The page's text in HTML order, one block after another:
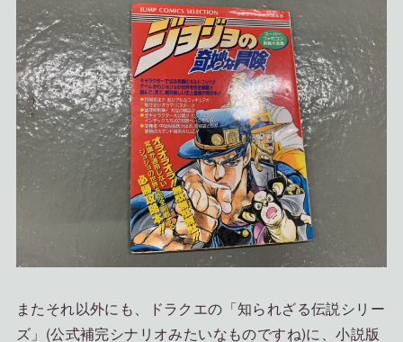
またそれ以外にも、ドラクエの「知られざる伝説シリー
ズ」(公式補完シナリオみたいなものですね)に、小説版